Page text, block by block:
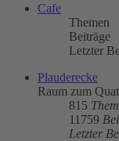
Cafe
Themen
Beiträge
Letzter
Plauderecke
Raum zum
815
11759
Letzter